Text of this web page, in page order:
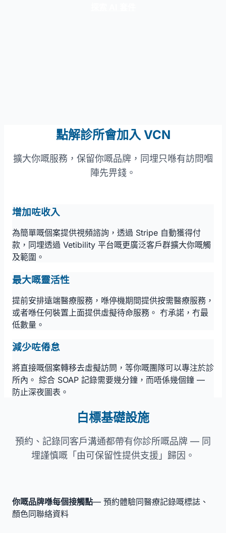
點解診所會加入 VCN
擴大你嘅服務，保留你嘅品牌，同埋只喺有訪問嗰
陣先畀錢。
增加咗收入
為簡單嘅個案提供視頻諮詢，透過 Stripe 自動獲得付
款，同埋透過 Vetibility 平台嘅更廣泛客戶群擴大你嘅觸
及範圍。
最大嘅靈活性
提前安排遠端醫療服務，喺停機期間提供按需醫療服務，
或者喺任何裝置上面提供虛擬待命服務。 冇承諾，冇最
低數量。
減少咗倦怠
將直接嘅個案轉移去虛擬訪問，等你嘅團隊可以專注於診
所內。 綜合 SOAP 記錄需要幾分鐘，而唔係幾個鐘 —
防止深夜圖表。
白標基礎設施
預約、記錄同客戶溝通都帶有你診所嘅品牌 — 同
埋謹慎嘅「由可保留性提供支援」歸因。
你嘅品牌喺每個接觸點— 預約體驗同醫療記錄嘅標誌、
顏色同聯絡資料